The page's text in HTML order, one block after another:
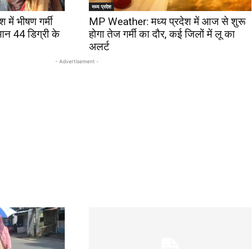
भीषण गर्मी
44 डिग्री के
मध्य प्रदेश
MP Weather: मध्‍य प्रदेश में आज से शुरू
होगा तेज गर्मी का दौर, कई जिलों में लू का
अलर्ट
- Advertisement -